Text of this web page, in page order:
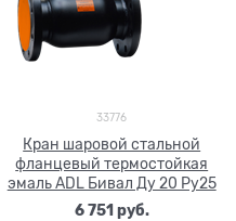
33776
Кран шаровой стальной
фланцевый термостойкая
эмаль ADL Бивал Ду 20 Ру25
6 751 руб.